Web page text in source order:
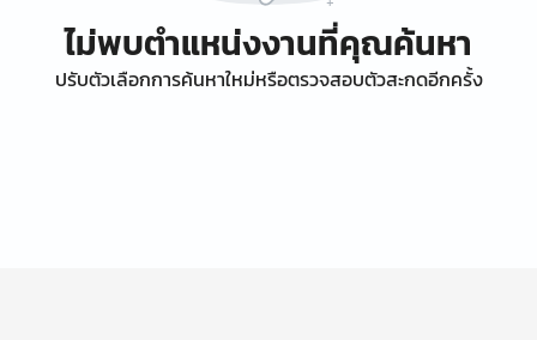
ไม่พบตำแหน่งงานที่คุณค้นหา
ปรับตัวเลือกการค้นหาใหม่หรือตรวจสอบตัวสะกดอีกครั้ง